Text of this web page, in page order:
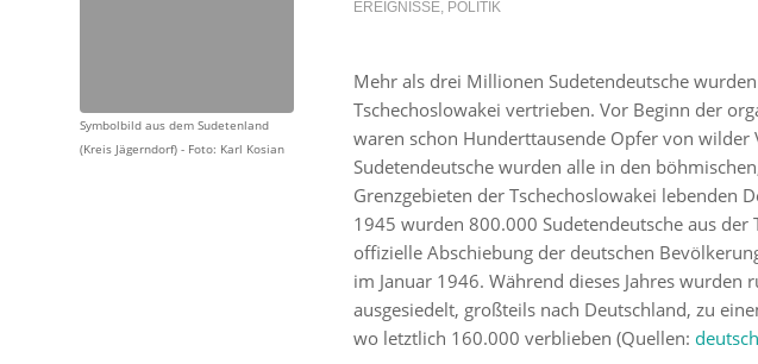
Symbolbild aus dem Sudetenland
(Kreis Jägerndorf) - Foto: Karl Kosian
EREIGNISSE, POLITIK
Mehr als drei Millionen Sudetendeutsche
Tschechoslowakei vertrieben. Vor Beginn der
waren schon Hunderttausende Opfer von
Sudetendeutsche wurden alle in den
Grenzgebieten der Tschechoslowakei lebenden
1945 wurden 800.000 Sudetendeutsche aus der
offizielle Abschiebung der deutschen
im Januar 1946. Während dieses Jahres wurden
ausgesiedelt, großteils nach Deutschland, zu
wo letztlich 160.000 verblieben (Quellen: